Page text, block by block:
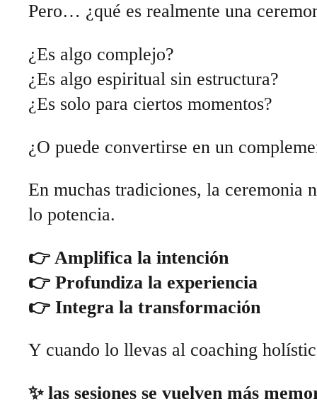
Pero… ¿qué es realmente una
¿Es algo complejo?
¿Es algo espiritual sin estructura?
¿Es solo para ciertos momentos?
¿O puede convertirse en un
En muchas tradiciones, la ceremonia
lo potencia.
👉 Amplifica la intención
👉 Profundiza la experiencia
👉 Integra la transformación
Y cuando lo llevas al coaching
✨ las sesiones se vuelven más